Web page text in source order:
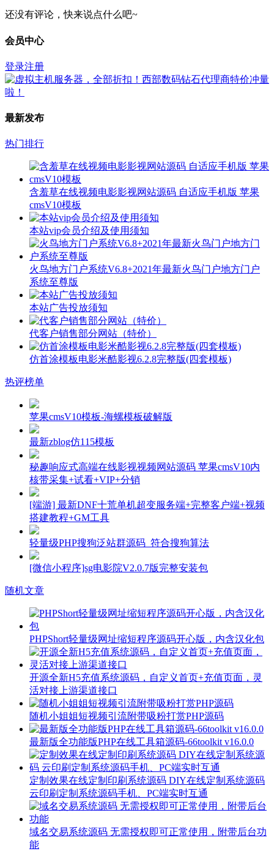
还没有评论，快来说点什么吧~
会员中心
登录注册
最新发布
热门排行
含羞草在线视频电影影视网站源码 自适应手机版 苹果
cmsV10模板
本站vip会员介绍及使用须知
火鸟地方门户系统V6.8+2021年最新火鸟门户地方门户
系统至尊版
本站广告投放须知
代客户销售部分网站（特价）
仿首涂模板电影米酷影视6.2.8完整版(四套模板)
热评榜单
苹果cmsV10模板-海螺模板破解版
最新zblog仿115模板
秘趣响应式高端在线影视视频网站源码 苹果cmsV10内
核带采集+试看+VIP+分销
[端游] 最新DNF十荒单机超变服务端+完整客户端+视频
搭建教程+GM工具
轻量级PHP搜狗泛站群源码_符合搜狗算法
[微信小程序]sg电影院V2.0.7版完整安装包
随机文章
PHPShort轻量级网址缩短程序源码开心版，内含汉化包
开源全新H5充值系统源码，自定义首页+充值页面，灵
活对接上游渠道接口
随机小姐姐短视频引流附带吸粉打赏PHP源码
最新版全功能版PHP在线工具箱源码-66toolkit v16.0.0
定制效果在线定制印刷系统源码 DIY在线定制系统源码
云印刷定制系统源码手机、PC端实时互通
域名交易系统源码 无需授权即可正常使用，附带后台功
能